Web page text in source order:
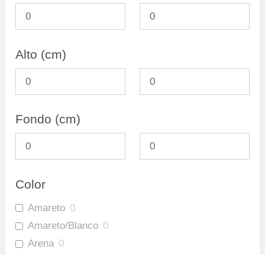
Repisas 0
Alto (cm)
Fondo (cm)
Color
Amareto 0
Amareto/Blanco 0
Arena 0